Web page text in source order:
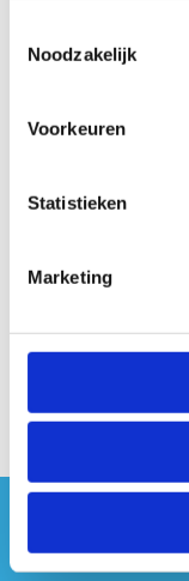
Noodzakelijk
Voorkeuren
Statistieken
Marketing
jouw
Stuur een